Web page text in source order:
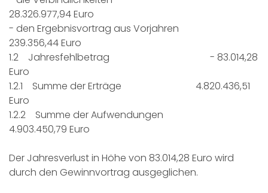
28.326.977,94 Euro
- den Ergebnisvortrag aus Vorjahren
239.356,44 Euro
1.2 Jahresfehlbetrag - 83.014,28
Euro
1.2.1 Summe der Erträge 4.820.436,51
Euro
1.2.2 Summe der Aufwendungen
4.903.450,79 Euro
Der Jahresverlust in Höhe von 83.014,28 Euro wird
durch den Gewinnvortrag ausgeglichen.